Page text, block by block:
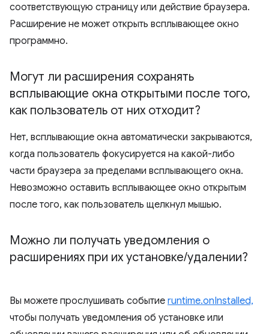
соответствующую страницу или действие браузера.
Расширение не может открыть всплывающее окно
программно.
Могут ли расширения сохранять
всплывающие окна открытыми после того,
как пользователь от них отходит?
Нет, всплывающие окна автоматически закрываются,
когда пользователь фокусируется на какой-либо
части браузера за пределами всплывающего окна.
Невозможно оставить всплывающее окно открытым
после того, как пользователь щелкнул мышью.
Можно ли получать уведомления о
расширениях при их установке/удалении?
Вы можете прослушивать событие runtime.onInstalled,
чтобы получать уведомления об установке или